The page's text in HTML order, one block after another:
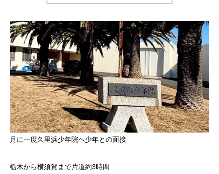
月に一度久里浜少年院へ少年との面接
栃木から横須賀まで片道約3時間